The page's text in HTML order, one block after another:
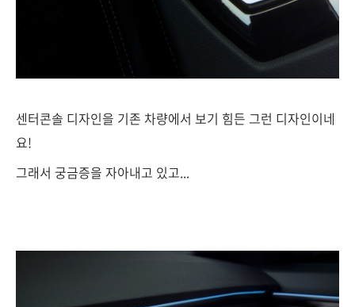
센터콘솔 디자인을 기존 차량에서 보기 힘든 그런 디자인이네
요!
그래서 궁금증을 자아내고 있고...